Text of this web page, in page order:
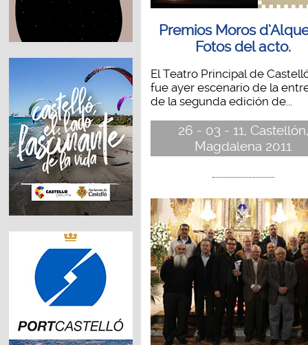
Premios Moros
Fotos del acto.
El Teatro Principal de
fue ayer escenario de la
de la segunda edición de...
26 - 03 - 11, Castellón,
Magdalena 2011